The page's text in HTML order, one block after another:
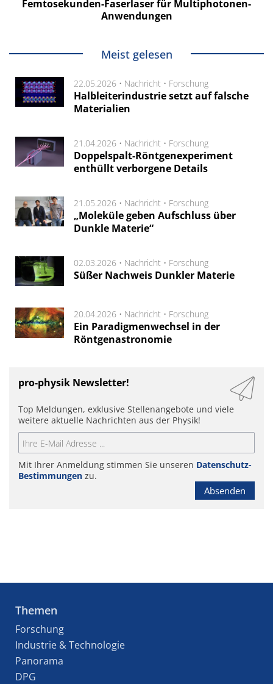
Femtosekunden-Faserlaser für Multiphotonen-
Anwendungen
Meist gelesen
22.05.2026 • Nachricht • Forschung
Halbleiterindustrie setzt auf falsche
Materialien
21.04.2026 • Nachricht • Forschung
Doppelspalt-Röntgenexperiment
enthüllt verborgene Details
21.05.2026 • Nachricht • Forschung
„Moleküle geben Aufschluss über
Dunkle Materie“
02.03.2026 • Nachricht • Forschung
Süßer Nachweis Dunkler Materie
20.04.2026 • Nachricht • Forschung
Ein Paradigmenwechsel in der
Röntgenastronomie
pro-physik Newsletter!
Top Meldungen, exklusive Stellenangebote und viele
weitere aktuelle Nachrichten aus der Physik!
Mit Ihrer Anmeldung stimmen Sie unseren Datenschutz-
Bestimmungen zu.
Absenden
Themen
Forschung
Industrie & Technologie
Panorama
DPG